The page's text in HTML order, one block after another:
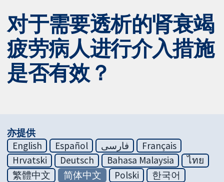
对于需要透析的肾衰竭
疲劳病人进行介入措施
是否有效？
亦提供
English
Español فارسی
Français
Hrvatski
Deutsch Bahasa Malaysia
ไทย
繁體中文
简体中文 Polski 한국어